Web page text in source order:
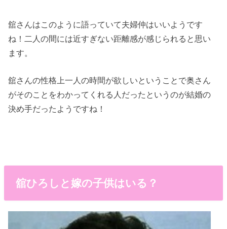
舘さんはこのように語っていて夫婦仲はいいようです
ね！二人の間には近すぎない距離感が感じられると思い
ます。
舘さんの性格上一人の時間が欲しいということで奥さん
がそのことをわかってくれる人だったというのが結婚の
決め手だったようですね！
舘ひろしと嫁の子供はいる？